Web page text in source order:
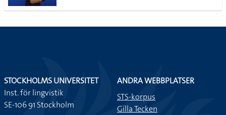
STOCKHOLMS UNIVERSITET
Inst. för lingvistik
SE-106 91 Stockholm
ANDRA WEBBPLATSER
STS-korpus
Gilla Tecken